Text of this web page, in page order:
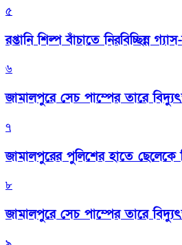
৫
রপ্তানি শিল্প বাঁচাতে নিরবিচ্ছিন্ন
৬
জামালপুরে সেচ পাম্পের তারে
৭
জামালপুরের পুলিশের হাতে ছেলেকে
৮
জামালপুরে সেচ পাম্পের তারে